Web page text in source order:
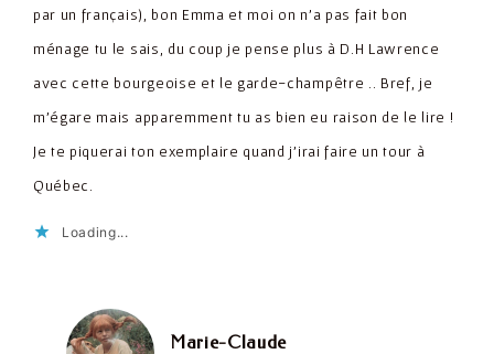
par un français), bon Emma et moi on n’a pas fait bon
ménage tu le sais, du coup je pense plus à D.H Lawrence
avec cette bourgeoise et le garde-champêtre .. Bref, je
m’égare mais apparemment tu as bien eu raison de le lire !
Je te piquerai ton exemplaire quand j’irai faire un tour à
Québec.
Loading...
Marie-Claudedit :